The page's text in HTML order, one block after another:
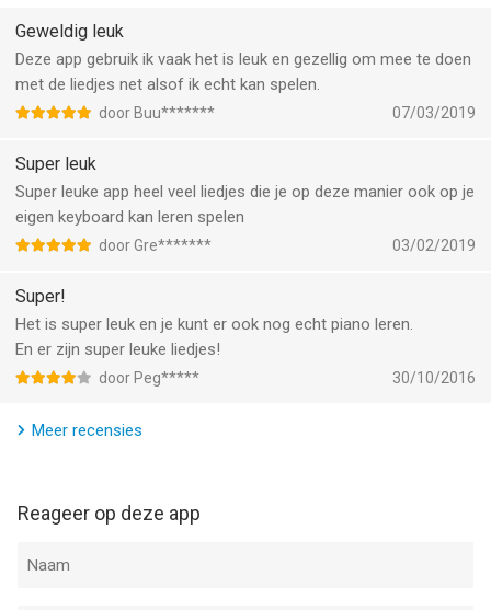
Contact us:
+ http://www.facebook.com/tinypiano
+ hello@squarepoet.com
--
Tiny Piano - Kleine Piano van SquarePoet, Inc. is een app voor
iPhone, iPad en iPod touch met iOS versie 8.0 of hoger,
geschikt bevonden voor gebruikers met leeftijden vanaf
vergeleken op 7 Aug om 23:18.
Geweldig leuk
Deze app gebruik ik vaak het is leuk en gezellig om mee te doen
met de liedjes net alsof ik echt kan spelen.
door Buu******* 07/03/2019
Super leuk
Super leuke app heel veel liedjes die je op deze manier ook op je
eigen keyboard kan leren spelen
door Gre******* 03/02/2019
Super!
Het is super leuk en je kunt er ook nog echt piano leren.
En er zijn super leuke liedjes!
door Peg***** 30/10/2016
Meer recensies
Reageer op deze app